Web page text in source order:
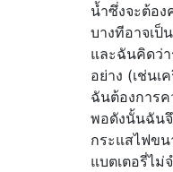
น้ำซึ่งจะต้อง
บางทีอาจเป็
และฉันคิดว่
อย่าง (เช่นเ
ฉันต้องการ
พอดังนั้นฉันจึ
กระแสไฟข
แบตเตอรี่ไม่